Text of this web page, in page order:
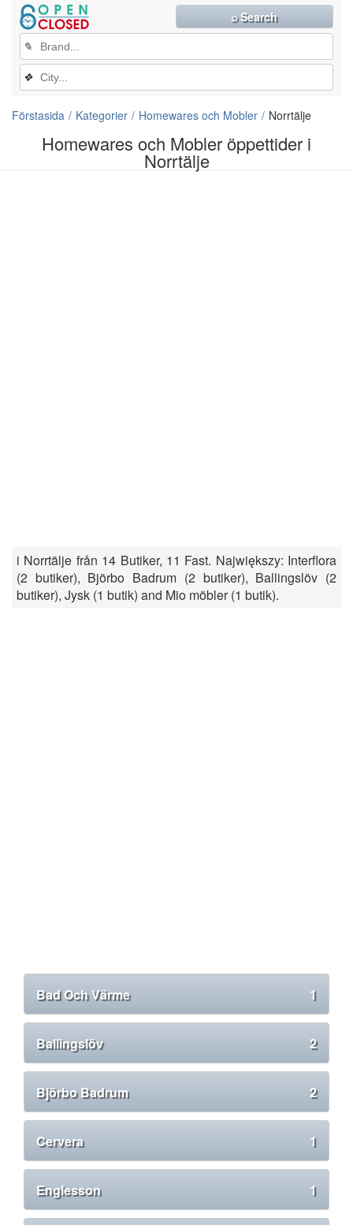
Homewares och Mobler öppettider i
Norrtälje
✎
❖
⌕ Search
Förstasida Kategorier Homewares och Mobler Norrtälje
i Norrtälje från 14 Butiker, 11 Fast. Największy: Interflora
(2 butiker), Björbo Badrum (2 butiker), Ballingslöv (2
butiker), Jysk (1 butik) and Mio möbler (1 butik).
Bad Och Värme 1
Ballingslöv 2
Björbo Badrum 2
Cervera 1
Englesson 1